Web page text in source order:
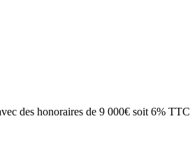
des honoraires de 9 000€ soit 6%